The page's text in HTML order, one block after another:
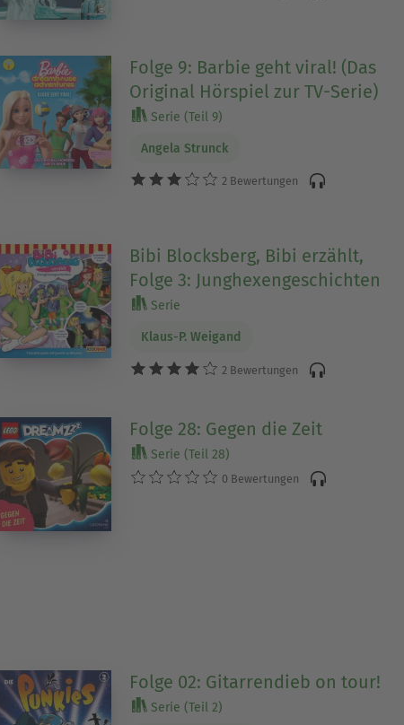
Folge 9: Barbie geht viral! (Das
Original Hörspiel zur TV-Serie)
Serie (Teil 9)
Angela Strunck
2 Bewertungen
Bibi Blocksberg, Bibi erzählt,
Folge 3: Junghexengeschichten
Serie
Klaus-P. Weigand
2 Bewertungen
Folge 28: Gegen die Zeit
Serie (Teil 28)
0 Bewertungen
Folge 02: Gitarrendieb on tour!
Serie (Teil 2)